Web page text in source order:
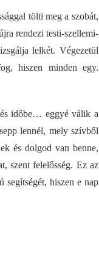
tölti meg a szobát,
rendezi testi-szellemi-
lelkét. Végezetül
hiszen minden egy.
időbe… eggyé válik a
lennél, mely szívből
és dolgod van benne,
szent felelősség. Ez az
segítségét, hiszen e nap